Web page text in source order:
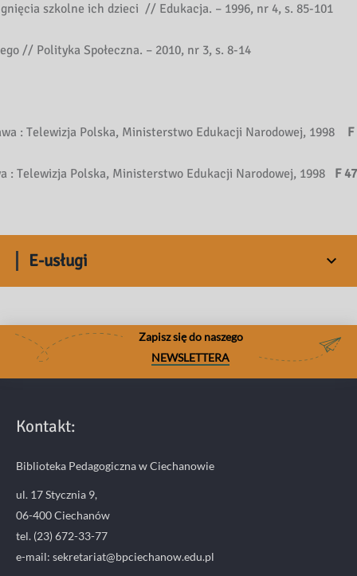
szkolne ich dzieci // Edukacja. – 1996, nr 4, s. 85-101
// Polityka Społeczna. – 2010, nr 3, s. 8-14
: Telewizja Polska, Ministerstwo Edukacji Narodowej, 1998
Telewizja Polska, Ministerstwo Edukacji Narodowej, 1998 F
E-usługi
Zapisz się do naszego
NEWSLETTERA
Kontakt:
Biblioteka Pedagogiczna w Ciechanowie
ul. 17 Stycznia 9,
06-400 Ciechanów
tel. (23) 672-33-77
e-mail: sekretariat@bpciechanow.edu.pl